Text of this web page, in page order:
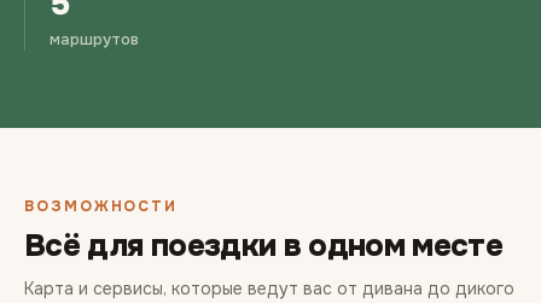
маршрутов
ВОЗМОЖНОСТИ
Всё для поездки в одном месте
Карта и сервисы, которые ведут вас от дивана до дикого